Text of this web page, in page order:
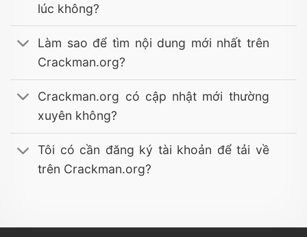
lúc không?
Làm sao để tìm nội dung mới nhất trên
Crackman.org?
Crackman.org có cập nhật mới thường
xuyên không?
Tôi có cần đăng ký tài khoản để tải về
trên Crackman.org?